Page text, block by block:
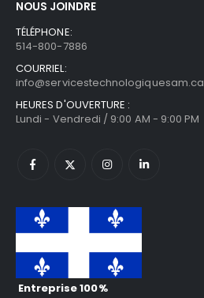
NOUS JOINDRE
TÉLÉPHONE:
514-800-7886
COURRIEL:
info@servicestechnologiquesam.ca
HEURES D'OUVERTURE :
Lundi - Vendredi / 9:00 AM - 9:00 PM
Entreprise 100%